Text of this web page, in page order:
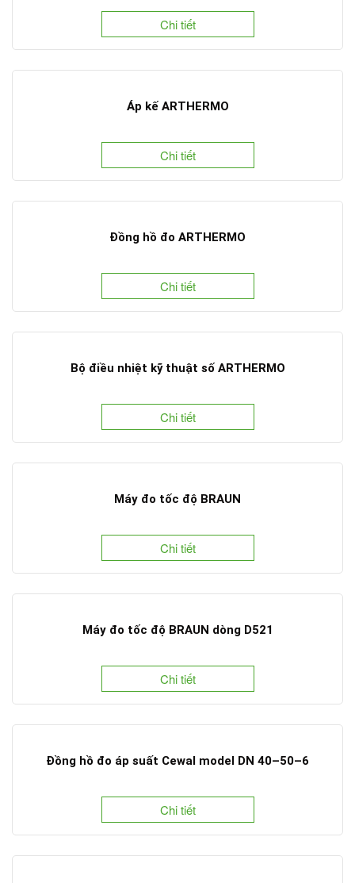
Chi tiết
Áp kế ARTHERMO
Chi tiết
Đồng hồ đo ARTHERMO
Chi tiết
Bộ điều nhiệt kỹ thuật số ARTHERMO
Chi tiết
Máy đo tốc độ BRAUN
Chi tiết
Máy đo tốc độ BRAUN dòng D521
Chi tiết
Đồng hồ đo áp suất Cewal model DN 40–50–6
Chi tiết